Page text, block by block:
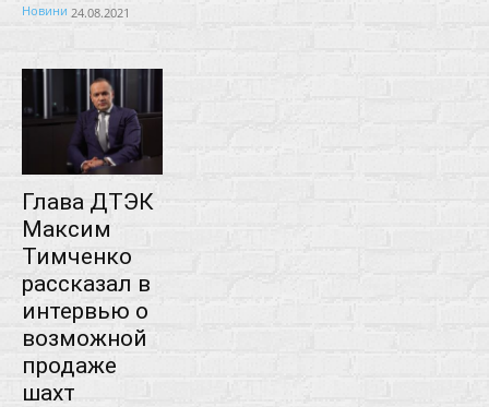
Новини 24.08.2021
Глава ДТЭК
Максим
Тимченко
рассказал в
интервью о
возможной
продаже
шахт